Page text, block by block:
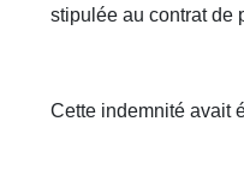
stipulée au contrat de
Cette indemnité avait